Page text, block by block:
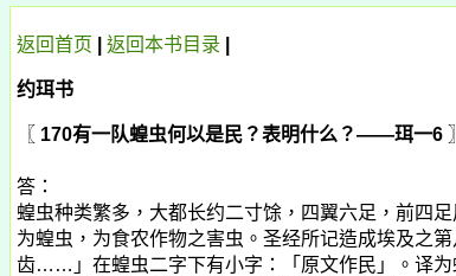
返回首页 返回本书 目录
约珥书
〖 170有一队蝗虫何以是民？表明什么？——珥一6 〗
答：
蝗虫种类繁多，大都长约二寸馀，四翼六足，前四
为蝗虫，为食农作物之害虫。圣经所记造成埃及之
齿……」在蝗虫二字下有小字：「原文作民」。译为